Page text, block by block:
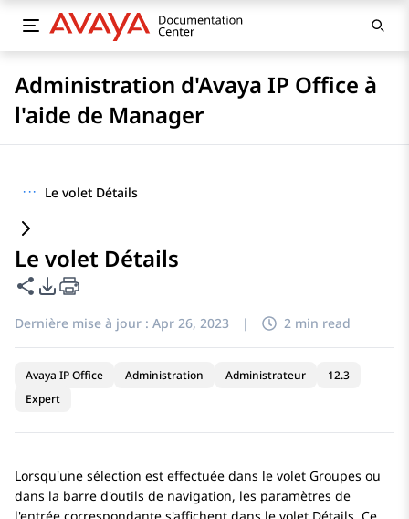
Administration d'Avaya IP Office à
l'aide de Manager
··· Le volet Détails
Le volet Détails
Partager cette page
Options d'exportation PDF
Dernière mise à jour : Apr 26, 2023 | 2 min read
Avaya IP Office Administration Administrateur
12.3
Expert
Lorsqu'une sélection est effectuée dans le volet Groupes ou
dans la barre d'outils de navigation, les paramètres de